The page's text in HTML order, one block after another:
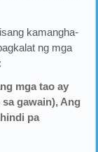
kamangha-
ng mga
mga tao ay
gawain), Ang
pa